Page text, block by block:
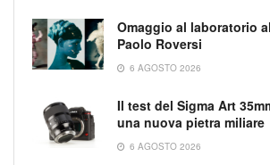
Omaggio al laboratorio
Paolo Roversi
6 AGOSTO 2026
Il test del Sigma Art
una nuova pietra miliare
6 AGOSTO 2026